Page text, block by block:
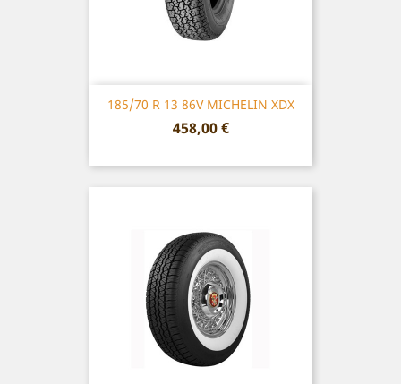
185/70 R 13 86V MICHELIN XDX
Prix
458,00 €